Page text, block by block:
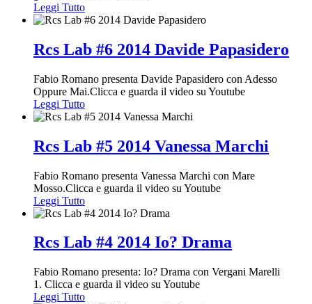
Leggi Tutto
Rcs Lab #6 2014 Davide Papasidero
Fabio Romano presenta Davide Papasidero con Adesso
Oppure Mai.Clicca e guarda il video su Youtube
Leggi Tutto
Rcs Lab #5 2014 Vanessa Marchi
Fabio Romano presenta Vanessa Marchi con Mare
Mosso.Clicca e guarda il video su Youtube
Leggi Tutto
Rcs Lab #4 2014 Io? Drama
Fabio Romano presenta: Io? Drama con Vergani Marelli
1. Clicca e guarda il video su Youtube
Leggi Tutto